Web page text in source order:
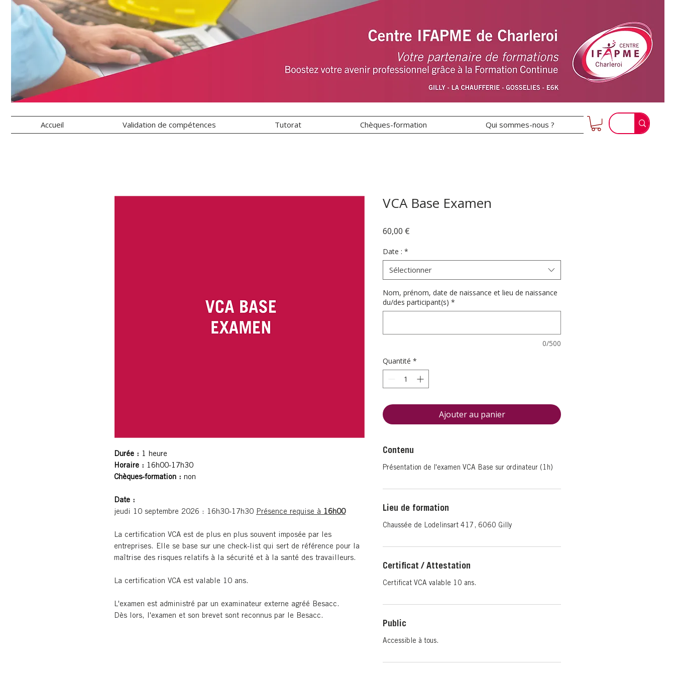
Accueil Validation de compétences Tutorat Chèques-formation Qui sommes-nous ?
Durée : 1 heure
Horaire : 16h00-17h30
Chèques-formation : non
Date :
jeudi 10 septembre 2026 : 16h30-17h30 Présence requise à 16h00
La certification VCA est de plus en plus souvent imposée par les
entreprises. Elle se base sur une check-list qui sert de référence pour la
maîtrise des risques relatifs à la sécurité et à la santé des travailleurs.
La certification VCA est valable 10 ans.
L'examen est administré par un examinateur externe agréé Besacc.
Dès lors, l'examen et son brevet sont reconnus par le Besacc.
VCA Base Examen
60,00 €
Date : *
Sélectionner
Nom, prénom, date de naissance et lieu de naissance
du/des participant(s) *
0/500
Quantité *
Ajouter au panier
Contenu
Présentation de l'examen VCA Base sur ordinateur (1h)
Lieu de formation
Chaussée de Lodelinsart 417, 6060 Gilly
Certificat / Attestation
Certificat VCA valable 10 ans.
Public
Accessible à tous.